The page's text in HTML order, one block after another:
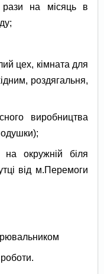
на місяць в
цех, кімната для
роздягальня,
виробництва
окружній біля
від м.Перемоги